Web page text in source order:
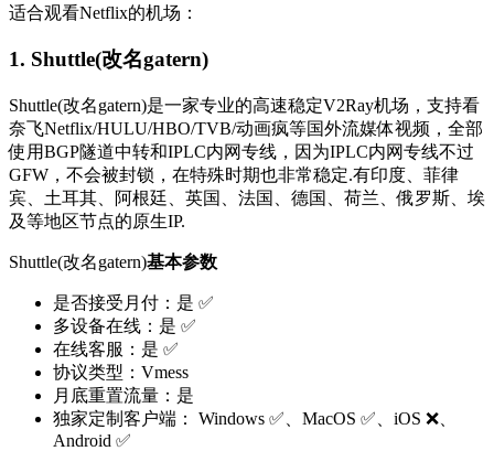
适合观看Netflix的机场：
1. Shuttle(改名gatern)
Shuttle(改名gatern)是一家专业的高速稳定V2Ray机场，支持看
奈飞Netflix/HULU/HBO/TVB/动画疯等国外流媒体视频，全部
使用BGP隧道中转和IPLC内网专线，因为IPLC内网专线不过
GFW，不会被封锁，在特殊时期也非常稳定.有印度、菲律
宾、土耳其、阿根廷、英国、法国、德国、荷兰、俄罗斯、埃
及等地区节点的原生IP.
Shuttle(改名gatern)基本参数
是否接受月付：是 ✅
多设备在线：是 ✅
在线客服：是 ✅
协议类型：Vmess
月底重置流量：是
独家定制客户端： Windows ✅、MacOS ✅、iOS ❌、
Android ✅